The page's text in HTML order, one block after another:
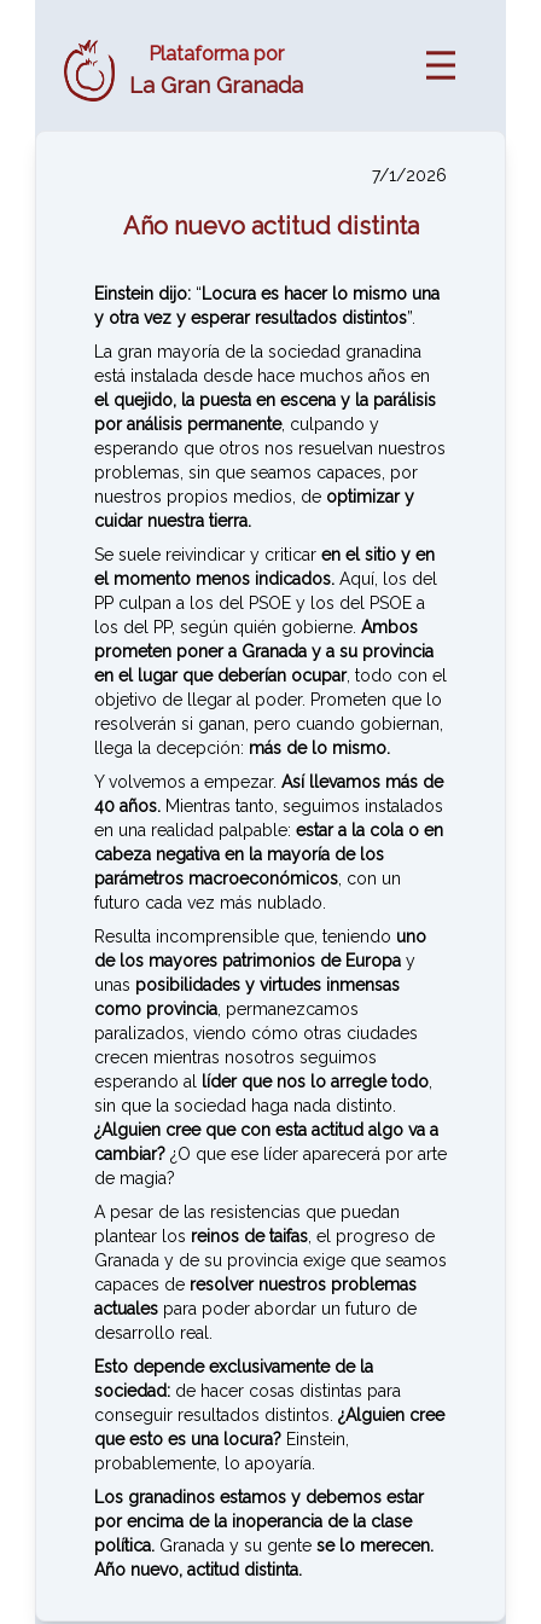
Plataforma por
La Gran Granada
7/1/2026
Año nuevo actitud distinta
Einstein dijo: “Locura es hacer lo mismo una
y otra vez y esperar resultados distintos”.
La gran mayoría de la sociedad granadina
está instalada desde hace muchos años en
el quejido, la puesta en escena y la parálisis
por análisis permanente, culpando y
esperando que otros nos resuelvan nuestros
problemas, sin que seamos capaces, por
nuestros propios medios, de optimizar y
cuidar nuestra tierra.
Se suele reivindicar y criticar en el sitio y en
el momento menos indicados. Aquí, los del
PP culpan a los del PSOE y los del PSOE a
los del PP, según quién gobierne. Ambos
prometen poner a Granada y a su provincia
en el lugar que deberían ocupar, todo con el
objetivo de llegar al poder. Prometen que lo
resolverán si ganan, pero cuando gobiernan,
llega la decepción: más de lo mismo.
Y volvemos a empezar. Así llevamos más de
40 años. Mientras tanto, seguimos instalados
en una realidad palpable: estar a la cola o en
cabeza negativa en la mayoría de los
parámetros macroeconómicos , con un
futuro cada vez más nublado.
Resulta incomprensible que, teniendo uno
de los mayores patrimonios de Europa y
unas posibilidades y virtudes inmensas
como provincia , permanezcamos
paralizados, viendo cómo otras ciudades
crecen mientras nosotros seguimos
esperando al
líder que nos lo arregle todo
sin que la sociedad haga nada distinto.
¿Alguien cree que con esta actitud algo va a
cambiar? ¿O que ese líder aparecerá por arte
de magia?
A pesar de las resistencias que puedan
plantear los reinos de taifas , el progreso de
Granada y de su provincia exige que seamos
capaces de resolver nuestros problemas
actuales para poder abordar un futuro de
desarrollo real.
Esto depende exclusivamente de la
sociedad: de hacer cosas distintas para
conseguir resultados distintos. ¿Alguien cree
que esto es una locura? Einstein,
probablemente, lo apoyaría.
Los granadinos estamos y debemos estar
por encima de la inoperancia de la clase
política. Granada y su gente se lo merecen.
Año nuevo, actitud distinta.